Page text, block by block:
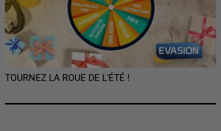
TOURNEZ LA ROUE DE L'ÉTÉ !